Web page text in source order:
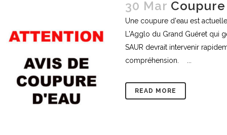
Saint-Fiel
30 Mar Coupure
Une coupure d'eau est
L'Agglo du Grand Guéret qui
SAUR devrait intervenir
compréhension. ...
READ MORE